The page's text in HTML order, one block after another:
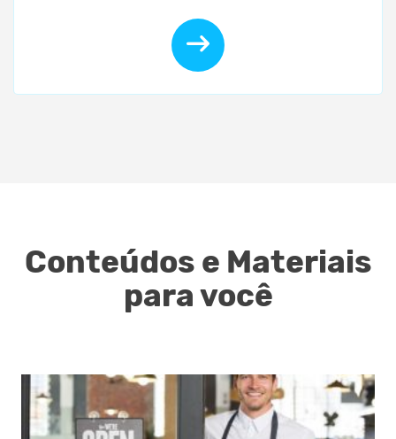
Conteúdos e Materiais
para você